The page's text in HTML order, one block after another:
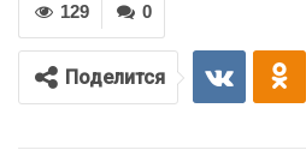
0
129
Поделится